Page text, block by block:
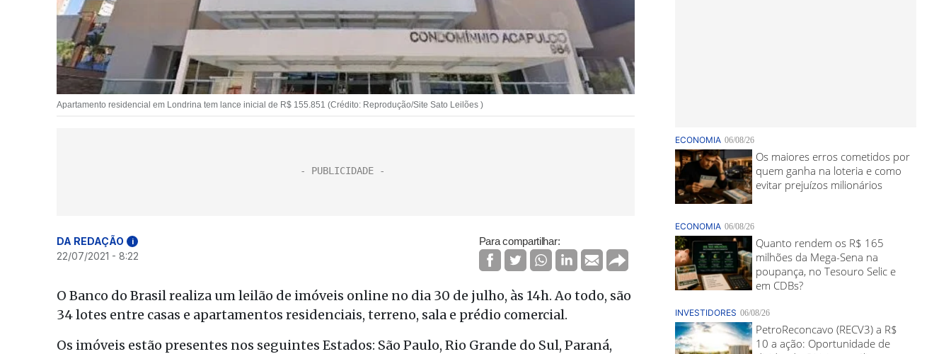
Apartamento residencial em Londrina tem lance inicial de R$ 155.851 (Crédito: Reprodução/Site Sato Leilões )
DA REDAÇÃO i
22/07/2021 - 8:22
Para compartilhar:
O Banco do Brasil realiza um leilão de imóveis online no dia 30 de julho, às 14h. Ao todo, são
34 lotes entre casas e apartamentos residenciais, terreno, sala e prédio comercial.
Os imóveis estão presentes nos seguintes Estados: São Paulo, Rio Grande do Sul, Paraná,